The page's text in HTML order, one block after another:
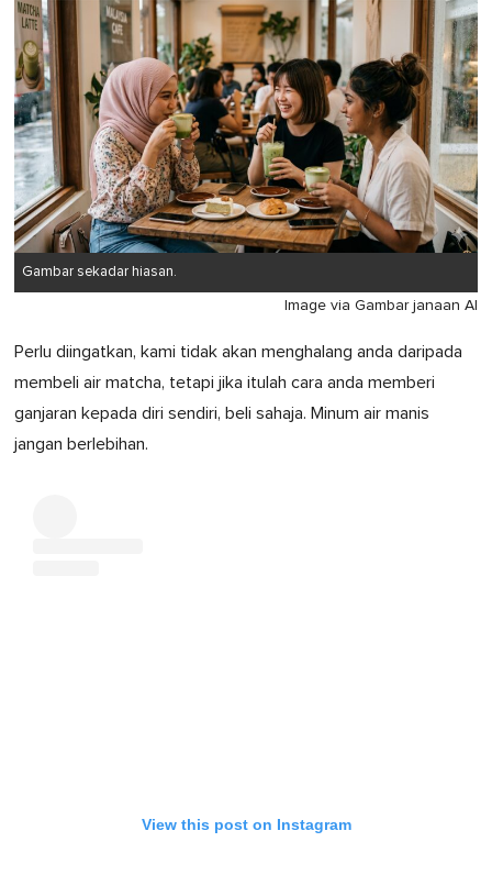
Gambar sekadar hiasan.
Image via Gambar janaan AI
Perlu diingatkan, kami tidak akan menghalang anda daripada
membeli air matcha, tetapi jika itulah cara anda memberi
ganjaran kepada diri sendiri, beli sahaja. Minum air manis
jangan berlebihan.
View this post on Instagram